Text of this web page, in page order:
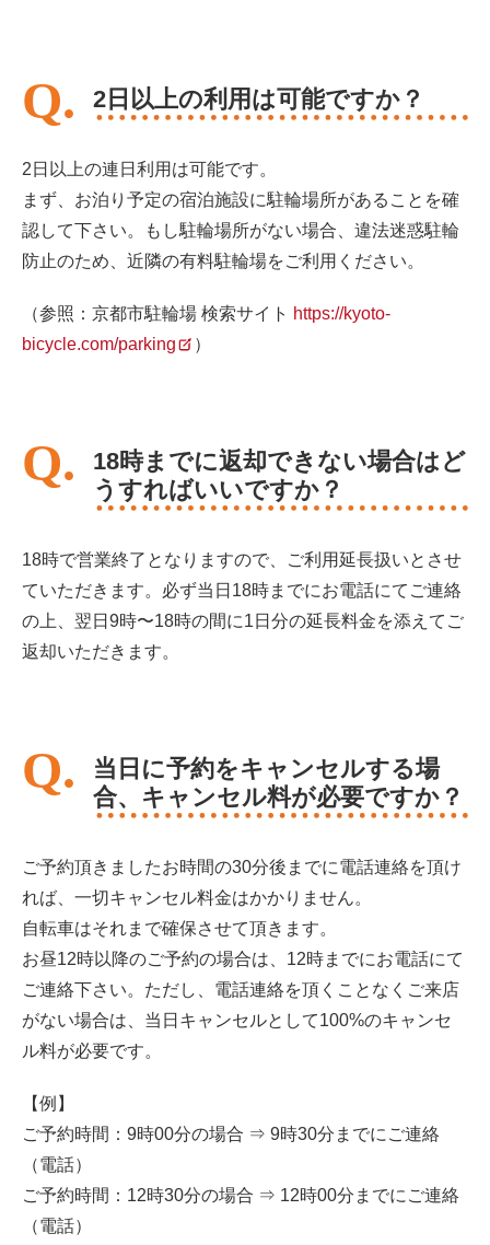
2日以上の利用は可能ですか？
2日以上の連日利用は可能です。
まず、お泊り予定の宿泊施設に駐輪場所があることを確
認して下さい。もし駐輪場所がない場合、違法迷惑駐輪
防止のため、近隣の有料駐輪場をご利用ください。
（参照：京都市駐輪場 検索サイト https://kyoto-
bicycle.com/parking
）
18時までに返却できない場合はど
うすればいいですか？
18時で営業終了となりますので、ご利用延長扱いとさせ
ていただきます。必ず当日18時までにお電話にてご連絡
の上、翌日9時〜18時の間に1日分の延長料金を添えてご
返却いただきます。
当日に予約をキャンセルする場
合、キャンセル料が必要ですか？
ご予約頂きましたお時間の30分後までに電話連絡を頂け
れば、一切キャンセル料金はかかりません。
自転車はそれまで確保させて頂きます。
お昼12時以降のご予約の場合は、12時までにお電話にて
ご連絡下さい。ただし、電話連絡を頂くことなくご来店
がない場合は、当日キャンセルとして100%のキャンセ
ル料が必要です。
【例】
ご予約時間：9時00分の場合 ⇒ 9時30分までにご連絡
（電話）
ご予約時間：12時30分の場合 ⇒ 12時00分までにご連絡
（電話）